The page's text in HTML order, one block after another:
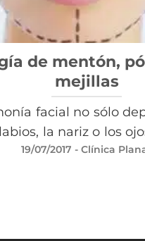
de mentón,
mejillas
facial no sólo
labios, la nariz o los
19/07/2017 - Clínica